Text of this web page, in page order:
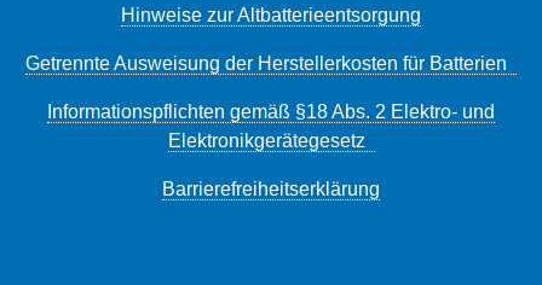
Hinweise zur Altbatterieentsorgung
Getrennte Ausweisung der Herstellerkosten für Batterien
Informationspflichten gemäß §18 Abs. 2 Elektro- und
Elektronikgerätegesetz
Barrierefreiheitserklärung